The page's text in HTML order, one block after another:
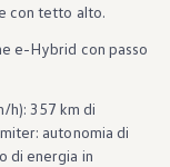
con tetto alto.
e-Hybrid con passo
h): 357 km di
autonomia di
di energia in